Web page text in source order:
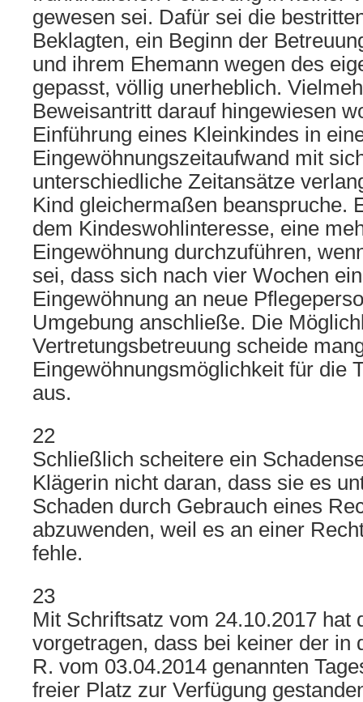
gewesen sei. Dafür sei die
Beklagten, ein Beginn der
und ihrem Ehemann wegen des
gepasst, völlig unerheblich.
Beweisantritt darauf hingewiesen
Einführung eines Kleinkindes in
Eingewöhnungszeitaufwand mit
unterschiedliche Zeitansätze
Kind gleichermaßen beanspruche.
dem Kindeswohlinteresse, eine
Eingewöhnung durchzuführen,
sei, dass sich nach vier Wochen
Eingewöhnung an neue
Umgebung anschließe. Die
Vertretungsbetreuung scheide
Eingewöhnungsmöglichkeit für die
aus.
22
Schließlich scheitere ein
Klägerin nicht daran, dass sie es
Schaden durch Gebrauch eines
abzuwenden, weil es an einer
fehle.
23
Mit Schriftsatz vom 24.10.2017 hat
vorgetragen, dass bei keiner der in
R. vom 03.04.2014 genannten
freier Platz zur Verfügung